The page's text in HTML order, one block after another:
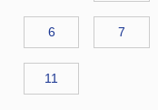
6 7
11